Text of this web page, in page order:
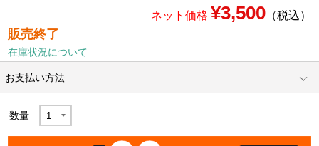
ネット価格 ¥3,500（税込）
販売終了
在庫状況について
お支払い方法
数量